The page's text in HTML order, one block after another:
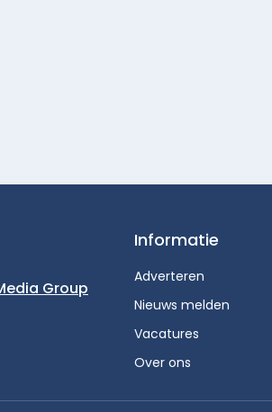
Group
Informatie
Adverteren
Nieuws melden
Vacatures
Over ons